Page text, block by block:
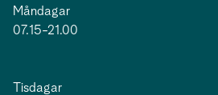
Måndagar
07.15-21.00
Tisdagar